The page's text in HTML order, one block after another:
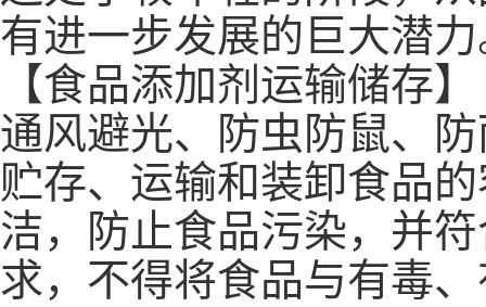
有进一步发展的巨大潜
【食品添加剂运输储存】
通风避光、防虫防鼠、
贮存、运输和装卸食品
洁，防止食品污染，并
求，不得将食品与有毒